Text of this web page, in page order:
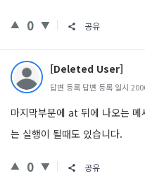
0 공유
[Deleted User]
답변 등록 답변 등록 일시
마지막부분에 at 뒤에 나오는
는 실행이 될때도 있습니다.
0 공유